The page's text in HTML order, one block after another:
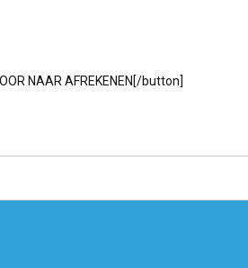
NAAR AFREKENEN[/button]